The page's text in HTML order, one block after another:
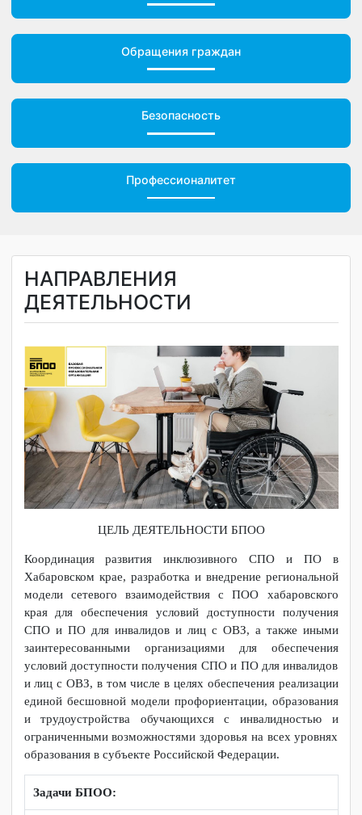
Ежедневное меню
НАПРАВЛЕНИЯ
ДЕЯТЕЛЬНОСТИ
ЦЕЛЬ ДЕЯТЕЛЬНОСТИ БПОО
Координация развития инклюзивного СПО и ПО в
Хабаровском крае, разработка и внедрение региональной
модели сетевого взаимодействия с ПОО хабаровского
края для обеспечения условий доступности получения
СПО и ПО для инвалидов и лиц с ОВЗ, а также иными
заинтересованными организациями для обеспечения
условий доступности получения СПО и ПО для инвалидов
и лиц с ОВЗ, в том числе в целях обеспечения реализации
единой бесшовной модели профориентации, образования
и трудоустройства обучающихся с инвалидностью и
ограниченными возможностями здоровья на всех уровнях